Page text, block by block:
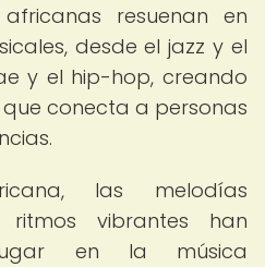
resuenan en
desde el jazz y el
y el hip-hop, creando
conecta a personas
las melodías
vibrantes han
en la música